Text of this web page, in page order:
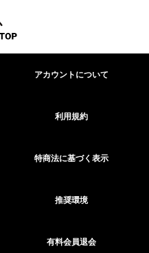
アカウントについて
利用規約
特商法に基づく表示
推奨環境
有料会員退会